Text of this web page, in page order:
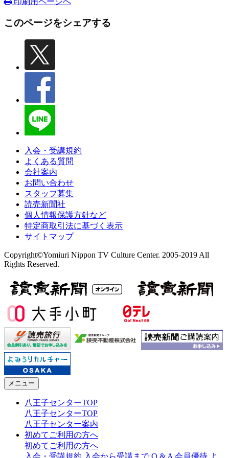
このページをシェアする
入会・受講規約
よくある質問
会社案内
お問い合わせ
スタッフ募集
読売新聞社
個人情報保護方針など
特定商取引法に基づく表示
サイトマップ
Copyright©Yomiuri Nippon TV Culture Center. 2005-2019 All
Rights Reserved.
メニュー
八王子センターTOP
八王子センターTOP
八王子センター案内
初めてご利用の方へ
初めてご利用の方へ
入会・受講規約 入会から受講まで Q & A 会員優待 よ